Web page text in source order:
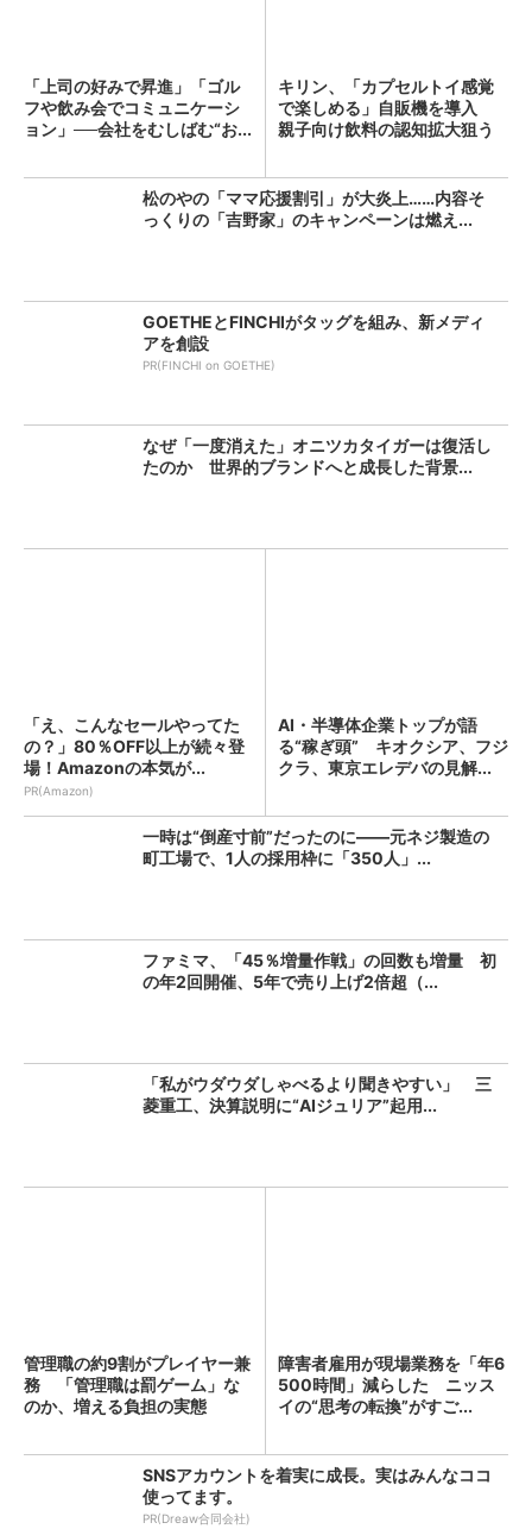
「上司の好みで昇進」「ゴル
フや飲み会でコミュニケーシ
ョン」──会社をむしばむ“お...
キリン、「カプセルトイ感覚
で楽しめる」自販機を導入
親子向け飲料の認知拡大狙う
松のやの「ママ応援割引」が大炎上……内容そ
っくりの「吉野家」のキャンペーンは燃え...
GOETHEとFINCHIがタッグを組み、新メディ
アを創設
PR(FINCHI on GOETHE)
なぜ「一度消えた」オニツカタイガーは復活し
たのか 世界的ブランドへと成長した背景...
「え、こんなセールやってた
の？」80％OFF以上が続々登
場！Amazonの本気が...
PR(Amazon)
AI・半導体企業トップが語
る“稼ぎ頭” キオクシア、フジ
クラ、東京エレデバの見解...
一時は“倒産寸前”だったのに――元ネジ製造の
町工場で、1人の採用枠に「350人」...
ファミマ、「45％増量作戦」の回数も増量 初
の年2回開催、5年で売り上げ2倍超（...
「私がウダウダしゃべるより聞きやすい」 三
菱重工、決算説明に“AIジュリア”起用...
管理職の約9割がプレイヤー兼
務 「管理職は罰ゲーム」な
のか、増える負担の実態
障害者雇用が現場業務を「年6
500時間」減らした ニッス
イの“思考の転換”がすご...
SNSアカウントを着実に成長。実はみんなココ
使ってます。
PR(Dreaw合同会社)